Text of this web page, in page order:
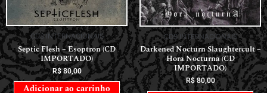
CDS INTERNACIONAIS
Septic Flesh – Esoptron (CD
IMPORTADO)
R$80,00
Adicionar ao carrinho
CDS INTERNACIONAIS
Darkened Nocturn Slaughtercult –
Hora Nocturna (CD
IMPORTADO)
R$80,00